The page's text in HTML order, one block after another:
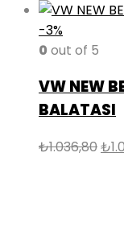
-3%
0 out of 5
VW NEW
BALATASI
₺1.036,80₺